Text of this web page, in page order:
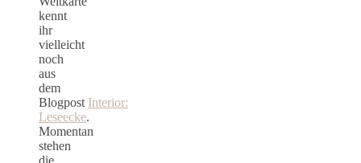
kennt
ihr
vielleicht
noch
aus
dem
Blogpost Interior:
Leseecke.
Momentan
stehen
die